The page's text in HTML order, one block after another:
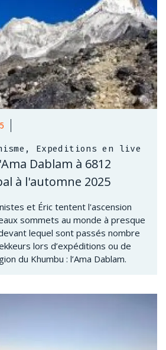
Expeditions en live
Dablam à 6812
à l'automne 2025
et Éric tentent l'ascension
sommets au monde à presque
lequel sont passés nombre
lors d’expéditions ou de
du Khumbu : l’Ama Dablam.